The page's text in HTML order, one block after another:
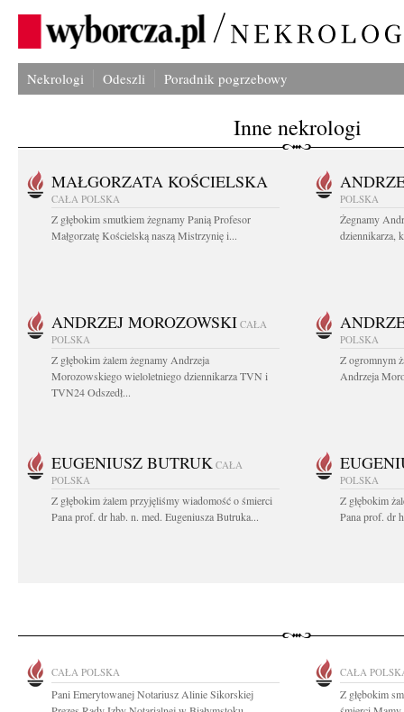
Nekrologi Odeszli Poradnik pogrzebowy
Inne nekrologi
MAŁGORZATA KOŚCIELSKA
CAŁA POLSKA
Z głębokim smutkiem żegnamy Panią Profesor
Małgorzatę Kościelską naszą Mistrzynię i...
POLSKA
Żegnamy
dziennikarza,
ANDRZEJ MOROZOWSKI CAŁA
POLSKA
Z głębokim żalem żegnamy Andrzeja
Morozowskiego wieloletniego dziennikarza TVN i
TVN24 Odszedł...
POLSKA
Z ogromnym
Andrzeja
EUGENIUSZ BUTRUK CAŁA
POLSKA
Z głębokim żalem przyjęliśmy wiadomość o śmierci
Pana prof. dr hab. n. med. Eugeniusza Butruka...
POLSKA
Z głębokim
Pana prof. dr
CAŁA POLSKA
Pani Emerytowanej Notariusz Alinie Sikorskiej
CAŁA
Z głębokim